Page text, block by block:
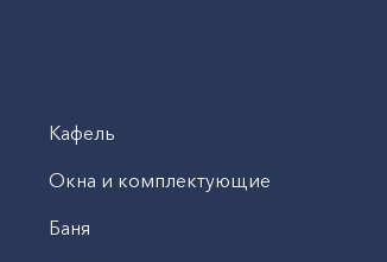
Кафель
Окна и комплектующие
Баня